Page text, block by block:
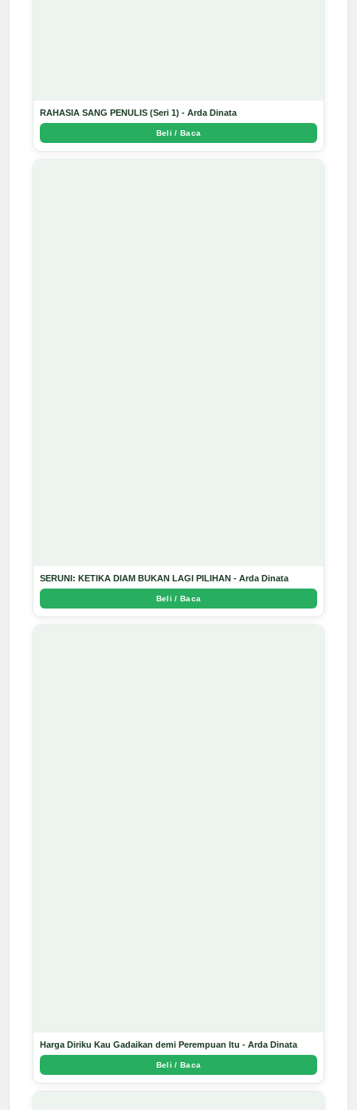
RAHASIA SANG PENULIS (Seri 1) - Arda Dinata
Beli / Baca
SERUNI: KETIKA DIAM BUKAN LAGI PILIHAN - Arda Dinata
Beli / Baca
Harga Diriku Kau Gadaikan demi Perempuan Itu - Arda Dinata
Beli / Baca